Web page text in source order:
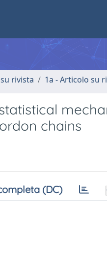
rivista 1a - Articolo su
chains
(DC)